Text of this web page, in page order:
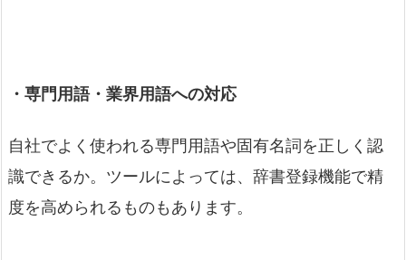
・専門用語・業界用語への対応
自社でよく使われる専門用語や固有名詞を正しく認
識できるか。ツールによっては、辞書登録機能で精
度を高められるものもあります。